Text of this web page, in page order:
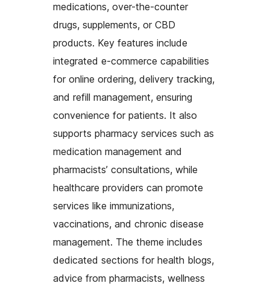
medications, over-the-counter
drugs, supplements, or CBD
products. Key features include
integrated e-commerce capabilities
for online ordering, delivery tracking,
and refill management, ensuring
convenience for patients. It also
supports pharmacy services such as
medication management and
pharmacists’ consultations, while
healthcare providers can promote
services like immunizations,
vaccinations, and chronic disease
management. The theme includes
dedicated sections for health blogs,
advice from pharmacists, wellness